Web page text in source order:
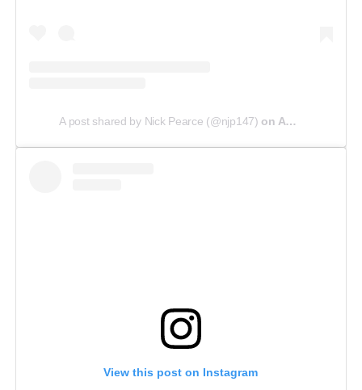
A post shared by Nick Pearce (@njp147) on Aug 1, 2018 at 12:59pm PDT
View this post on Instagram